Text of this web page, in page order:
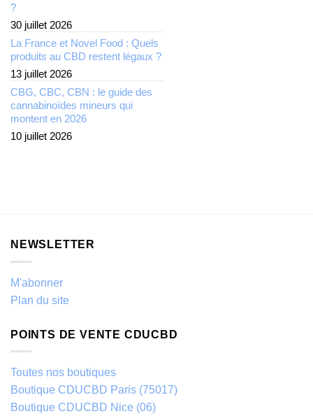
?
30 juillet 2026
La France et Novel Food : Quels
produits au CBD restent légaux ?
13 juillet 2026
CBG, CBC, CBN : le guide des
cannabinoïdes mineurs qui
montent en 2026
10 juillet 2026
NEWSLETTER
M'abonner
Plan du site
POINTS DE VENTE CDUCBD
Toutes nos boutiques
Boutique CDUCBD Paris (75017)
Boutique CDUCBD Nice (06)